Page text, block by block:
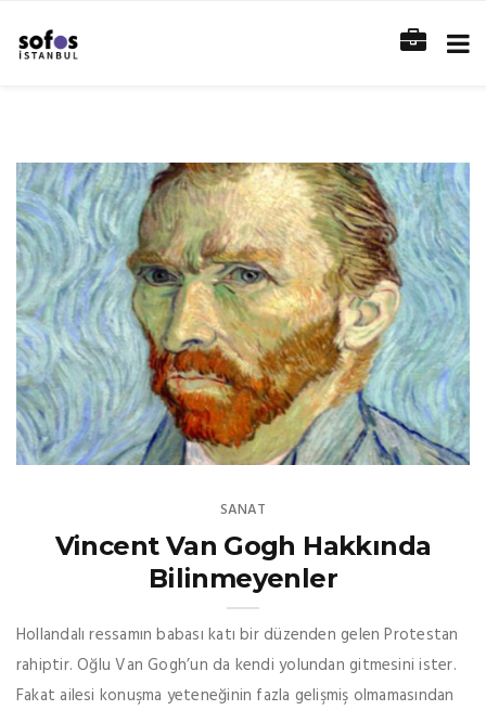
SANAT
Vincent Van Gogh Hakkında
Bilinmeyenler
Hollandalı ressamın babası katı bir düzenden gelen Protestan
rahiptir. Oğlu Van Gogh’un da kendi yolundan gitmesini ister.
Fakat ailesi konuşma yeteneğinin fazla gelişmiş olmamasından